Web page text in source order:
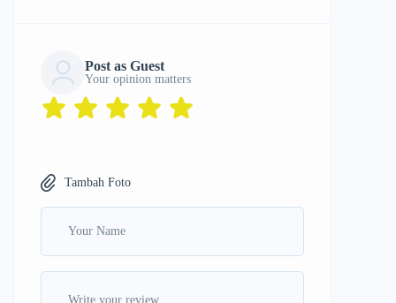
Post as Guest
Your opinion matters
Tambah Foto